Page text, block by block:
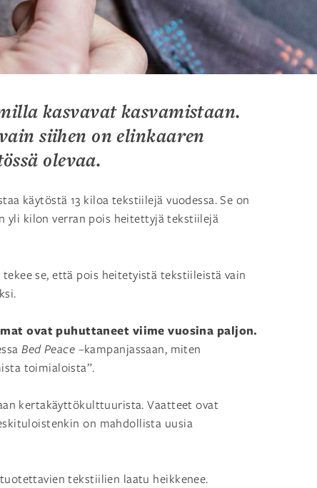
kasvavat kasvamistaan.
siihen on elinkaaren
olevaa.
käytöstä 13 kiloa tekstiilejä vuodessa. Se on
yli kilon verran pois heitettyjä tekstiilejä
se, että pois heitetyistä tekstiileistä vain
ovat puhuttaneet viime vuosina paljon.
Bed Peace –kampanjassaan, miten
toimialoista”.
kertakäyttökulttuurista. Vaatteet ovat
on mahdollista uusia
tekstiilien laatu heikkenee.